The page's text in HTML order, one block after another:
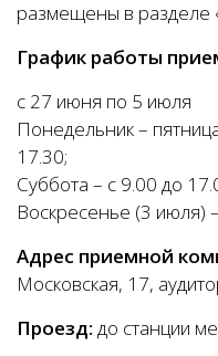
размещены в разделе
График работы
с 27 июня по 5 июля
Понедельник –
17.30;
Суббота – с 9.00 до
Воскресенье (3 июля)
Адрес приемной
Московская, 17,
Проезд: до станции